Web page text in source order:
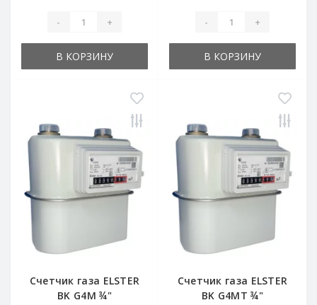
- +
В КОРЗИНУ
- +
В КОРЗИНУ
Счетчик газа ELSTER
BK G4M ¾"
Счетчик газа ELSTER
BK G4MT ¾"